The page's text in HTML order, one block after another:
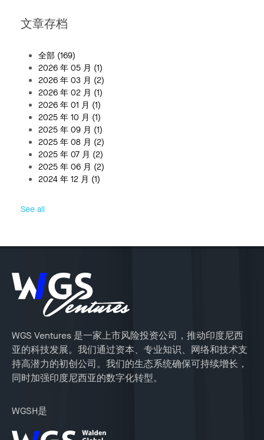
文章存档
全部 (169)
2026 年 05 月 (1)
2026 年 03 月 (2)
2026 年 02 月 (1)
2026 年 01 月 (1)
2025 年 10 月 (1)
2025 年 09 月 (1)
2025 年 08 月 (2)
2025 年 07 月 (2)
2025 年 06 月 (2)
2024 年 12 月 (1)
See all
WGS Ventures 是一家上市风险投资公司，推动印度尼西
亚的科技发展。我们通过资本、专业知识、网络和技术支
持高潜力的初创公司。我们的生态系统确保可持续增长，
同时加强印度尼西亚的数字化转型。
WGSH是